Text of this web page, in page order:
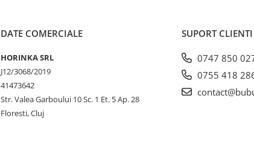
DATE COMERCIALE
HORINKA SRL
J12/3068/2019
41473642
Str. Valea Garboului 10 Sc. 1 Et. 5 Ap. 28
Floresti, Cluj
SUPORT CLIENTI
0747 850
0755 418